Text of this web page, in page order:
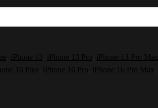
iPhone 13 iPhone 13 Pro iPhone 13 Pro Max
16 Plus iPhone 16 Pro iPhone 16 Pro Max